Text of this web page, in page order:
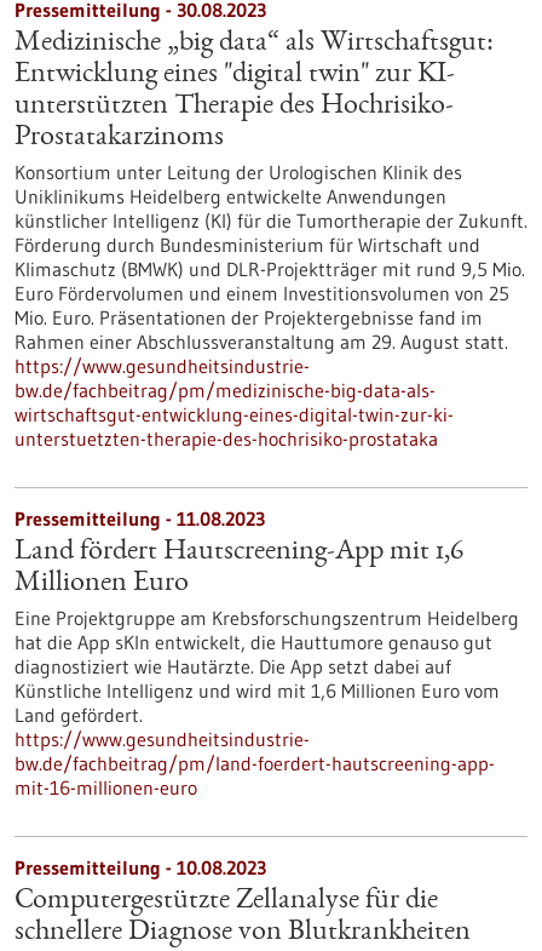
Pressemitteilung - 30.08.2023
Medizinische „big data“ als Wirtschaftsgut:
Entwicklung eines "digital twin" zur KI-
unterstützten Therapie des Hochrisiko-
Prostatakarzinoms
Konsortium unter Leitung der Urologischen Klinik des
Uniklinikums Heidelberg entwickelte Anwendungen
künstlicher Intelligenz (KI) für die Tumortherapie der Zukunft.
Förderung durch Bundesministerium für Wirtschaft und
Klimaschutz (BMWK) und DLR-Projektträger mit rund 9,5 Mio.
Euro Fördervolumen und einem Investitionsvolumen von 25
Mio. Euro. Präsentationen der Projektergebnisse fand im
Rahmen einer Abschlussveranstaltung am 29. August statt.
https://www.gesundheitsindustrie-
bw.de/fachbeitrag/pm/medizinische-big-data-als-
wirtschaftsgut-entwicklung-eines-digital-twin-zur-ki-
unterstuetzten-therapie-des-hochrisiko-prostataka
Pressemitteilung - 11.08.2023
Land fördert Hautscreening-App mit 1,6
Millionen Euro
Eine Projektgruppe am Krebsforschungszentrum Heidelberg
hat die App sKIn entwickelt, die Hauttumore genauso gut
diagnostiziert wie Hautärzte. Die App setzt dabei auf
Künstliche Intelligenz und wird mit 1,6 Millionen Euro vom
Land gefördert.
https://www.gesundheitsindustrie-
bw.de/fachbeitrag/pm/land-foerdert-hautscreening-app-
mit-16-millionen-euro
Pressemitteilung - 10.08.2023
Computergestützte Zellanalyse für die
schnellere Diagnose von Blutkrankheiten